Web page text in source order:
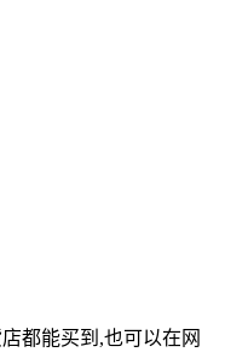
都能买到,也可以在网